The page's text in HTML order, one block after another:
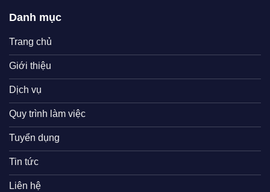
Danh mục
Trang chủ
Giới thiệu
Dịch vụ
Quy trình làm việc
Tuyển dụng
Tin tức
Liên hệ